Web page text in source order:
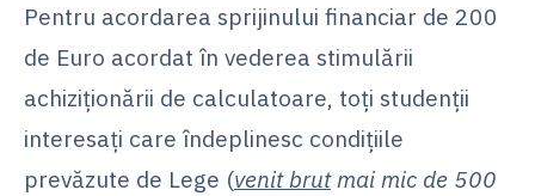
Pentru acordarea sprijinului financiar de 200
de Euro acordat în vederea stimulării
achiziţionării de calculatoare, toţi studenţii
interesaţi care îndeplinesc condiţiile
prevăzute de Lege (venit brutmai mic de 500